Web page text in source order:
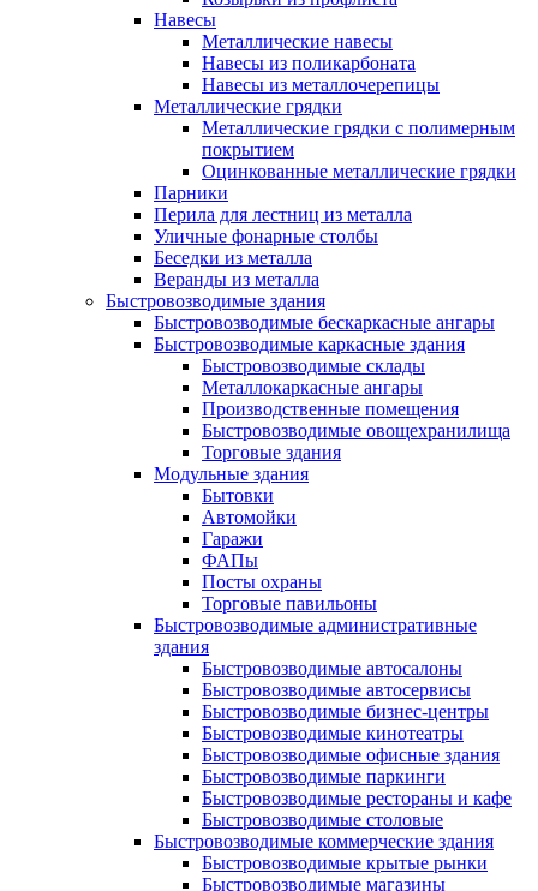
Навесы
Металлические навесы
Навесы из поликарбоната
Навесы из металлочерепицы
Металлические грядки
Металлические грядки с полимерным
покрытием
Оцинкованные металлические грядки
Парники
Перила для лестниц из металла
Уличные фонарные столбы
Беседки из металла
Веранды из металла
Быстровозводимые здания
Быстровозводимые бескаркасные ангары
Быстровозводимые каркасные здания
Быстровозводимые склады
Металлокаркасные ангары
Производственные помещения
Быстровозводимые овощехранилища
Торговые здания
Модульные здания
Бытовки
Автомойки
Гаражи
ФАПы
Посты охраны
Торговые павильоны
Быстровозводимые административные
здания
Быстровозводимые автосалоны
Быстровозводимые автосервисы
Быстровозводимые бизнес-центры
Быстровозводимые кинотеатры
Быстровозводимые офисные здания
Быстровозводимые паркинги
Быстровозводимые рестораны и кафе
Быстровозводимые столовые
Быстровозводимые коммерческие здания
Быстровозводимые крытые рынки
Быстровозводимые магазины